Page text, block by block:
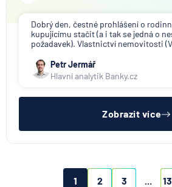
Dobrý den, čestné prohlášení o
kupujícímu stačit (a i tak se jedná o
požadavek). Vlastnictví nemovitosti
Petr Jermář
Hlavní analytik Banky.cz
Zobrazit více
1 2 3